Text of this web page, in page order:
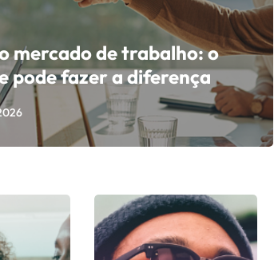
mercado de trabalho: o
pode fazer a diferença